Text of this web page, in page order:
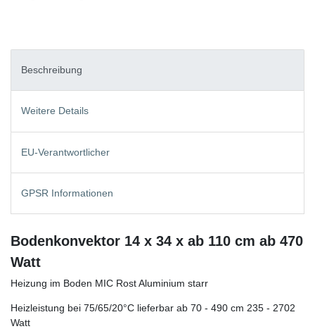
Beschreibung
Weitere Details
EU-Verantwortlicher
GPSR Informationen
Bodenkonvektor 14 x 34 x ab 110 cm ab 470
Watt
Heizung im Boden MIC Rost Aluminium starr
Heizleistung bei 75/65/20°C lieferbar ab 70 - 490 cm 235 - 2702
Watt